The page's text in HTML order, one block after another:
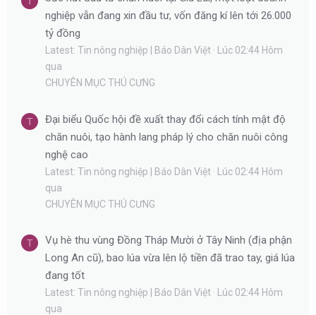
nghiệp vẫn đang xin đầu tư, vốn đăng kí lên tới 26.000
tỷ đồng
Latest: Tin nông nghiệp | Báo Dân Việt
Lúc 02:44 Hôm
qua
CHUYÊN MỤC THÚ CƯNG
T
Đại biểu Quốc hội đề xuất thay đổi cách tính mật độ
chăn nuôi, tạo hành lang pháp lý cho chăn nuôi công
nghệ cao
Latest: Tin nông nghiệp | Báo Dân Việt
Lúc 02:44 Hôm
qua
CHUYÊN MỤC THÚ CƯNG
T
Vụ hè thu vùng Đồng Tháp Mười ở Tây Ninh (địa phận
Long An cũ), bao lúa vừa lên lộ tiền đã trao tay, giá lúa
đang tốt
Latest: Tin nông nghiệp | Báo Dân Việt
Lúc 02:44 Hôm
qua